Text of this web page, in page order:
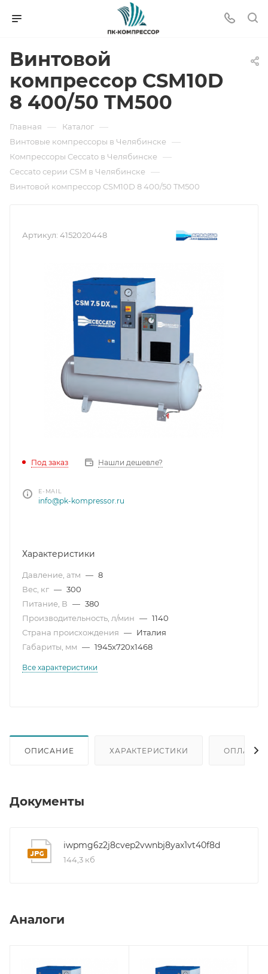
Винтовой
компрессор CSM10D
8 400/50 TM500
Главная — Каталог —
Винтовые компрессоры в Челябинске —
Компрессоры Ceccato в Челябинске —
Ceccato серии CSM в Челябинске —
Винтовой компрессор CSM10D 8 400/50 TM500
Артикул: 4152020448
Под заказ Нашли дешевле?
E-MAIL
info@pk-kompressor.ru
Характеристики
Давление, атм — 8
Вес, кг — 300
Питание, В — 380
Производительность, л/мин — 1140
Страна происхождения — Италия
Габариты, мм — 1945x720x1468
Все характеристики
ОПИСАНИЕ ХАРАКТЕРИСТИКИ ОПЛАТА
Документы
iwpmg6z2j8cvep2vwnbj8yax1vt40f8d
144,3 кб
Аналоги